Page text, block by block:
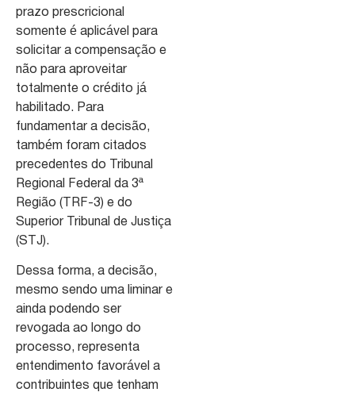
prazo prescricional
somente é aplicável para
solicitar a compensação e
não para aproveitar
totalmente o crédito já
habilitado. Para
fundamentar a decisão,
também foram citados
precedentes do Tribunal
Regional Federal da 3ª
Região (TRF-3) e do
Superior Tribunal de Justiça
(STJ).
Dessa forma, a decisão,
mesmo sendo uma liminar e
ainda podendo ser
revogada ao longo do
processo, representa
entendimento favorável a
contribuintes que tenham